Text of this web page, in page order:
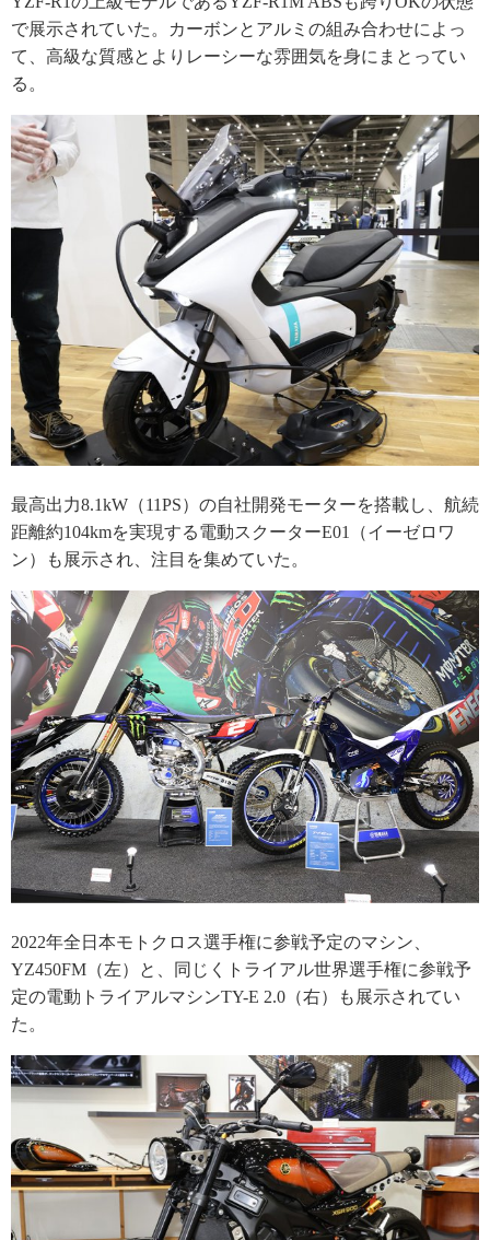
で展示されていた。カーボンとアルミの組み合わせによっ
て、高級な質感とよりレーシーな雰囲気を身にまとってい
る。
最高出力8.1kW（11PS）の自社開発モーターを搭載し、航続
距離約104kmを実現する電動スクーターE01（イーゼロワ
ン）も展示され、注目を集めていた。
2022年全日本モトクロス選手権に参戦予定のマシン、
YZ450FM（左）と、同じくトライアル世界選手権に参戦予
定の電動トライアルマシンTY-E 2.0（右）も展示されてい
た。